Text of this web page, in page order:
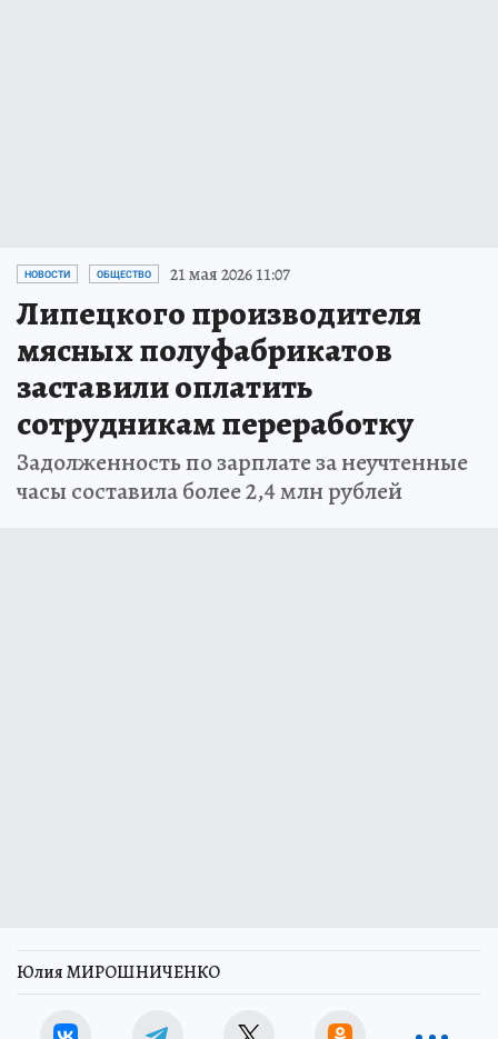
НОВОСТИ ОБЩЕСТВО 21 мая 2026 11:07
Липецкого производителя
мясных полуфабрикатов
заставили оплатить
сотрудникам переработку
Задолженность по зарплате за неучтенные
часы составила более 2,4 млн рублей
Юлия МИРОШНИЧЕНКО